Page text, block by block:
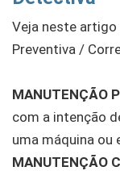
Veja neste
Preventiva /
MANUTENÇÃO
com a intenção
uma máquina ou
MANUTENÇÃO